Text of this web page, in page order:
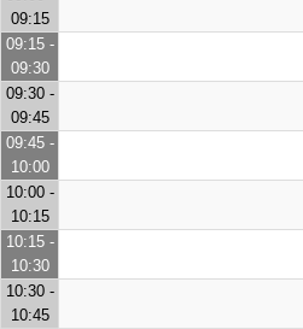
09:15
09:15 -
09:30
09:30 -
09:45
09:45 -
10:00
10:00 -
10:15
10:15 -
10:30
10:30 -
10:45